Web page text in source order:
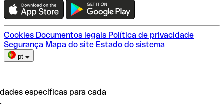
Escolha do plano
Cookies Documentos legais Política de privacidade
Segurança Mapa do site Estado do sistema
pt
específicas para cada